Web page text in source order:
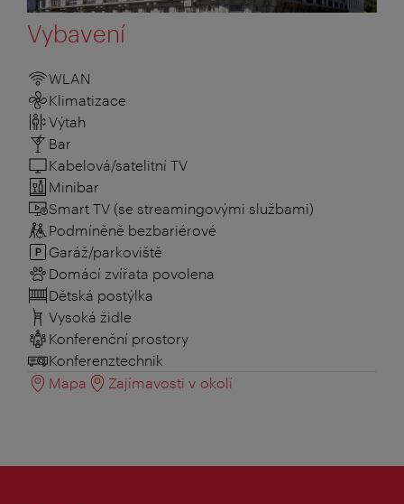
Vybavení
WLAN
Klimatizace
Výtah
Bar
Kabelová/satelitní TV
Minibar
Smart TV (se streamingovými službami)
Podmíněně bezbariérové
Garáž/parkoviště
Domácí zvířata povolena
Dětská postýlka
Vysoká židle
Konferenční prostory
Konferenztechnik
Mapa
Zajímavosti v okolí